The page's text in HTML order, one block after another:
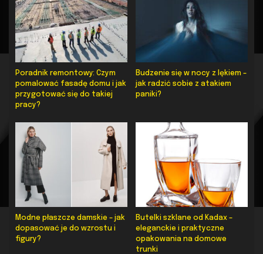
Poradnik remontowy: Czym
pomalować fasadę domu i jak
przygotować się do takiej
pracy?
Budzenie się w nocy z lękiem –
jak radzić sobie z atakiem
paniki?
Modne płaszcze damskie – jak
dopasować je do wzrostu i
figury?
Butelki szklane od Kadax –
eleganckie i praktyczne
opakowania na domowe
trunki